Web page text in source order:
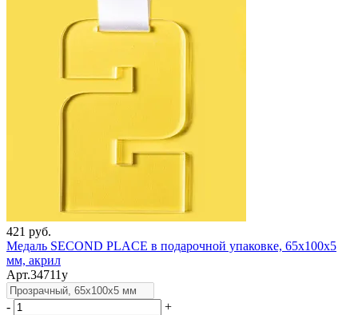
421 руб.
Медаль SECOND PLACE в подарочной упаковке, 65х100х5
мм, акрил
Арт.34711у
-
+